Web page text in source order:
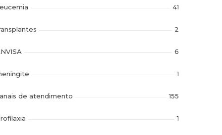
41
2
6
1
de atendimento 155
1